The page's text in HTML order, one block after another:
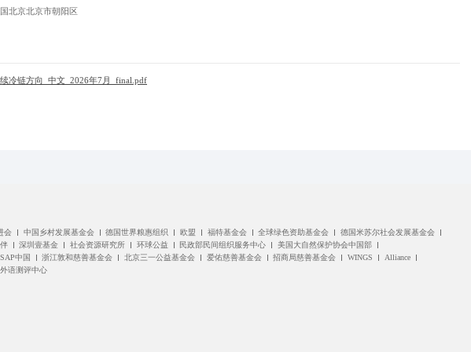
国北京北京市朝阳区
冷链方向_中文_2026年7月_final.pdf
会 中国乡村发展基金会 德国世界粮惠组织 欧盟 福特基金会 全球绿色资助基金会
德国米苏尔社会发展基金会
深圳壹基金 社会资源研究所 环球公益 民政部民间组织服务中心
美国大自然保护协会中国部
SAP中国 浙江敦和慈善基金会 北京三一公益基金会 爱佑慈善基金会 招商局慈善基金会 WINGS
Alliance
语测评中心